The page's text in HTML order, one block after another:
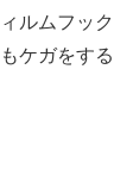
ルムフック
ケガをする